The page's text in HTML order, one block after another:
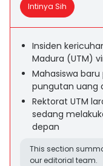
Intinya Sih
Insiden
Madura (UTM)
Mahasiswa
pungutan uang
Rektorat UTM
sedang
depan
This section
our editorial team.